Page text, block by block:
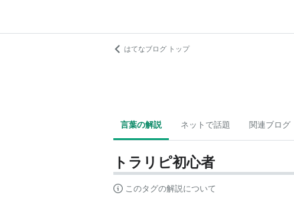
はてなブログ トップ
言葉の解説 ネットで話題 関連ブログ
トラリピ初心者
このタグの解説について